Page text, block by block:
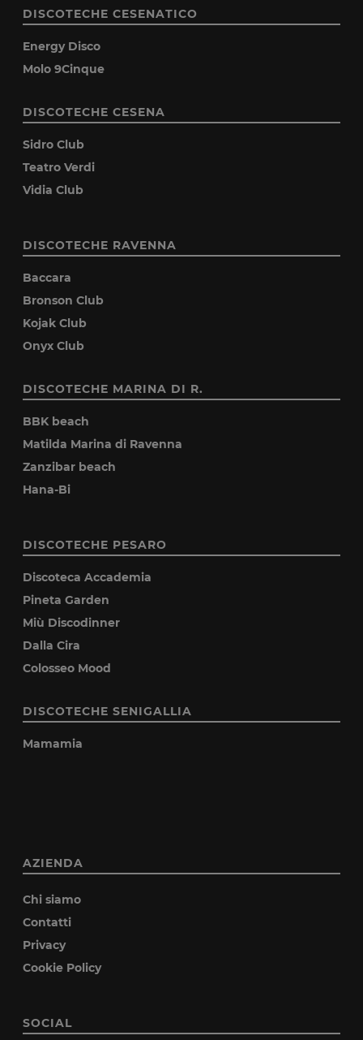
DISCOTECHE CESENATICO
Energy Disco
Molo 9Cinque
DISCOTECHE CESENA
Sidro Club
Teatro Verdi
Vidia Club
DISCOTECHE RAVENNA
Baccara
Bronson Club
Kojak Club
Onyx Club
DISCOTECHE MARINA DI R.
BBK beach
Matilda Marina di Ravenna
Zanzibar beach
Hana-Bi
DISCOTECHE PESARO
Discoteca Accademia
Pineta Garden
Miù Discodinner
Dalla Cira
Colosseo Mood
DISCOTECHE SENIGALLIA
Mamamia
AZIENDA
Chi siamo
Contatti
Privacy
Cookie Policy
SOCIAL